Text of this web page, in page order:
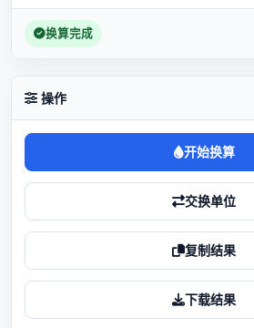
换算完成
操作
开始换算
交换单位
复制结果
下载结果